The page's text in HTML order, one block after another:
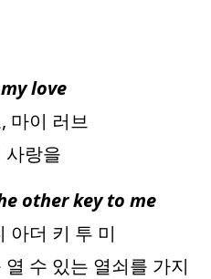
love
마이 러브
사랑을
other key to me
아더 키 투 미
수 있는 열쇠를 가지